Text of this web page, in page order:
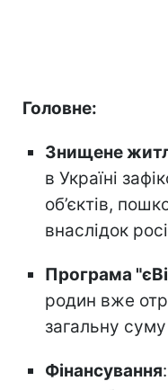
Головне:
Знищене
в Україні
об’єктів,
внаслідок
Програма
родин вже
загальну
Фінансування